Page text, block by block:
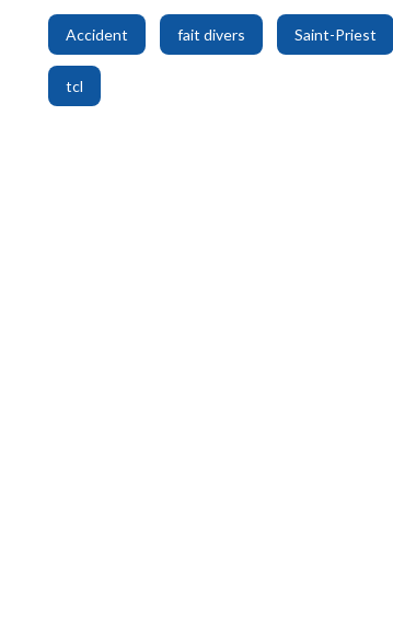
Accident
,
fait divers
,
Saint-Priest
tcl